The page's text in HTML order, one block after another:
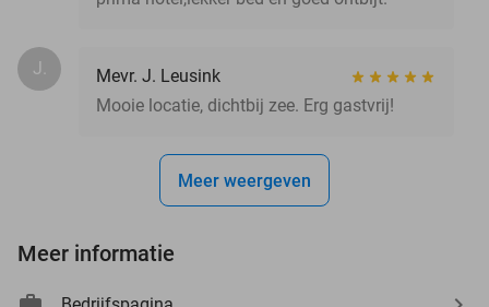
J.
Mevr. J. Leusink
Mooie locatie, dichtbij zee. Erg gastvrij!
Meer weergeven
Meer informatie